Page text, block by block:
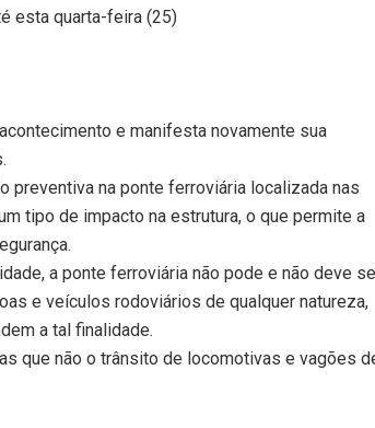
esta quarta-feira (25)
e manifesta novamente sua
preventiva na ponte ferroviária localizada nas
tipo de impacto na estrutura, o que permite a
a ponte ferroviária não pode e não deve
e veículos rodoviários de qualquer natureza,
a tal finalidade.
que não o trânsito de locomotivas e vagões